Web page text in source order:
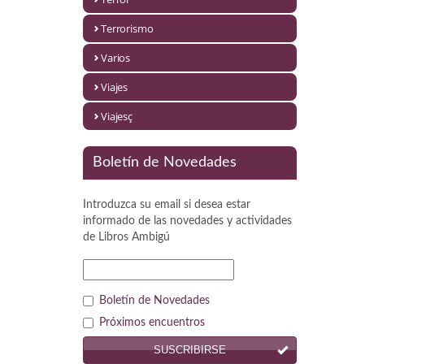
Psicología. Educación
Segunda Guerra Mundial
Terrorismo
Varios
Viajes
Viajesç
Boletín de Novedades
Introduzca su email si desea estar
informado de las novedades y actividades
de Libros Ambigú
Boletín de Novedades
Próximos encuentros
SUSCRIBIRSE